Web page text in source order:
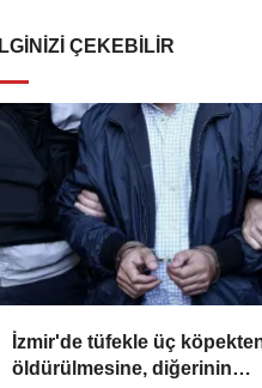
İLGINIZI ÇEKEBILIR
İzmir'de tüfekle üç
öldürülmesine, diğerinin